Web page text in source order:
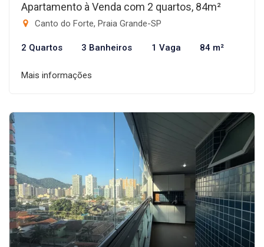
Apartamento à Venda com 2 quartos, 84m²
Canto do Forte, Praia Grande-SP
2 Quartos 3 Banheiros 1 Vaga 84 m²
Mais informações